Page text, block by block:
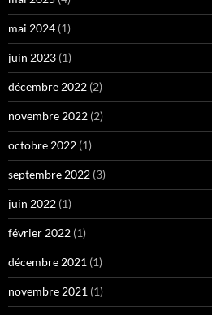
mai 2024 (1)
juin 2023 (1)
décembre 2022 (2)
novembre 2022 (2)
octobre 2022 (1)
septembre 2022 (3)
juin 2022 (1)
février 2022 (1)
décembre 2021 (1)
novembre 2021 (1)